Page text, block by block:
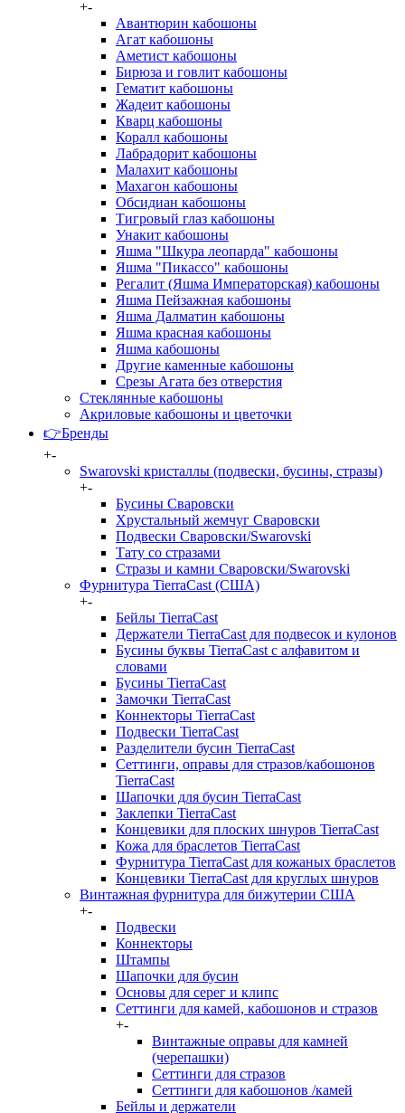
+-
Авантюрин кабошоны
Агат кабошоны
Аметист кабошоны
Бирюза и говлит кабошоны
Гематит кабошоны
Жадеит кабошоны
Кварц кабошоны
Коралл кабошоны
Лабрадорит кабошоны
Малахит кабошоны
Махагон кабошоны
Обсидиан кабошоны
Тигровый глаз кабошоны
Унакит кабошоны
Яшма "Шкура леопарда" кабошоны
Яшма "Пикассо" кабошоны
Регалит (Яшма Императорская) кабошоны
Яшма Пейзажная кабошоны
Яшма Далматин кабошоны
Яшма красная кабошоны
Яшма кабошоны
Другие каменные кабошоны
Срезы Агата без отверстия
Стеклянные кабошоны
Акриловые кабошоны и цветочки
👉Бренды
+-
Swarovski кристаллы (подвески, бусины, стразы)
+-
Бусины Сваровски
Хрустальный жемчуг Сваровски
Подвески Сваровски/Swarovski
Тату со стразами
Стразы и камни Сваровски/Swarovski
Фурнитура TierraCast (США)
+-
Бейлы TierraCast
Держатели TierraCast для подвесок и кулонов
Бусины буквы TierraCast с алфавитом и
словами
Бусины TierraCast
Замочки TierraCast
Коннекторы TierraCast
Подвески TierraCast
Разделители бусин TierraCast
Сеттинги, оправы для стразов/кабошонов
TierraCast
Шапочки для бусин TierraCast
Заклепки TierraCast
Концевики для плоских шнуров TierraCast
Кожа для браслетов TierraCast
Фурнитура TierraCast для кожаных браслетов
Концевики TierraCast для круглых шнуров
Винтажная фурнитура для бижутерии США
+-
Подвески
Коннекторы
Штампы
Шапочки для бусин
Основы для серег и клипс
Сеттинги для камей, кабошонов и стразов
+-
Винтажные оправы для камней
(черепашки)
Сеттинги для стразов
Сеттинги для кабошонов /камей
Бейлы и держатели